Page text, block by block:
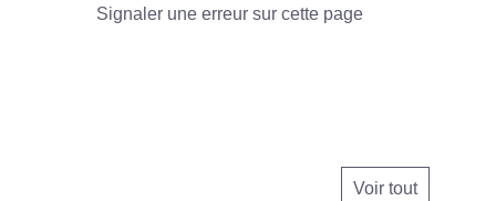
Signaler une erreur sur cette page
Voir tout